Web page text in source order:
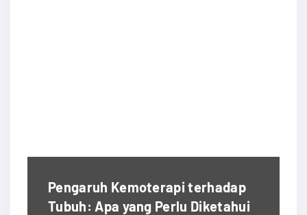
Pengaruh Kemoterapi terhadap
Tubuh: Apa yang Perlu Diketahui